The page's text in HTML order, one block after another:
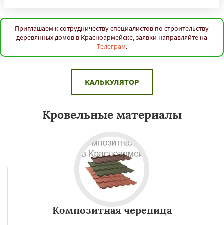
Приглашаем к сотрудничеству специалистов по строительству
деревянных домов в Красноармейске, заявки направляйте на
Телеграм.
КАЛЬКУЛЯТОР
Кровельные материалы
Композитная черепица